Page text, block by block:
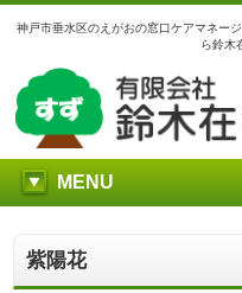
神戸市垂水区のえがおの窓口ケアマネー
ら鈴木
MENU
紫陽花